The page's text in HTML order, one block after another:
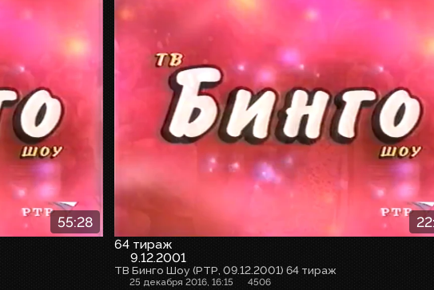
55:28
64 тираж
9.12.2001
ТВ Бинго Шоу (РТР, 09.12.2001) 64 тираж
25 декабря 2016, 16:15 4506